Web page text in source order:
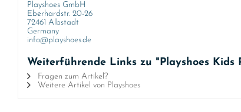
Playshoes GmbH
Eberhardstr. 20-26
72461 Albstadt
Germany
info@playshoes.de
Weiterführende Links zu "Playshoes Kids
Fragen zum Artikel?
Weitere Artikel von Playshoes